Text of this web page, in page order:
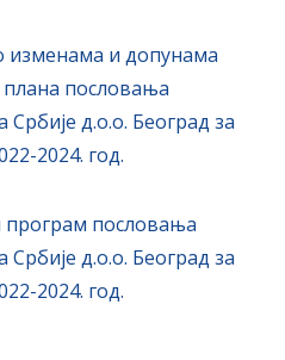
изменама и допунама
пословања
Србије д.о.о. Београд за
2024. год.
пословања
Србије д.о.о. Београд за
2024. год.